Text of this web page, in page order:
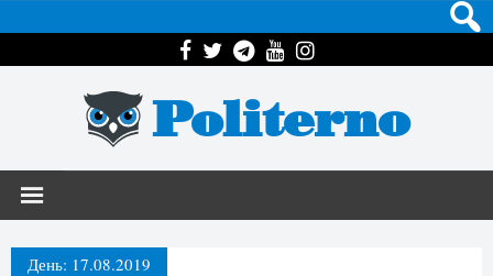
Politerno
День: 17.08.2019